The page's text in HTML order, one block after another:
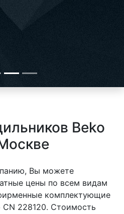
Beko
Вы можете
цены по всем видам
комплектующие
CN 228120. Стоимость